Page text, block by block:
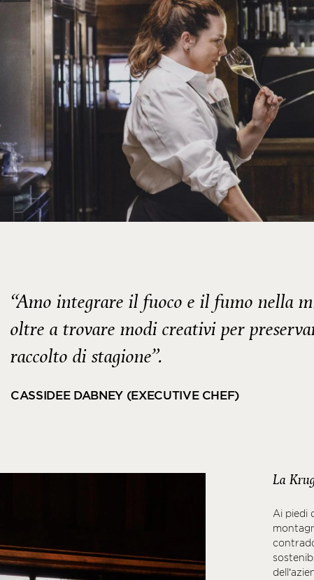
“Amo integrare il fuoco e il fumo nella
oltre a trovare modi creativi per
raccolto di stagione”.
CASSIDEE DABNEY (EXECUTIVE CHEF)
La
Ai piedi